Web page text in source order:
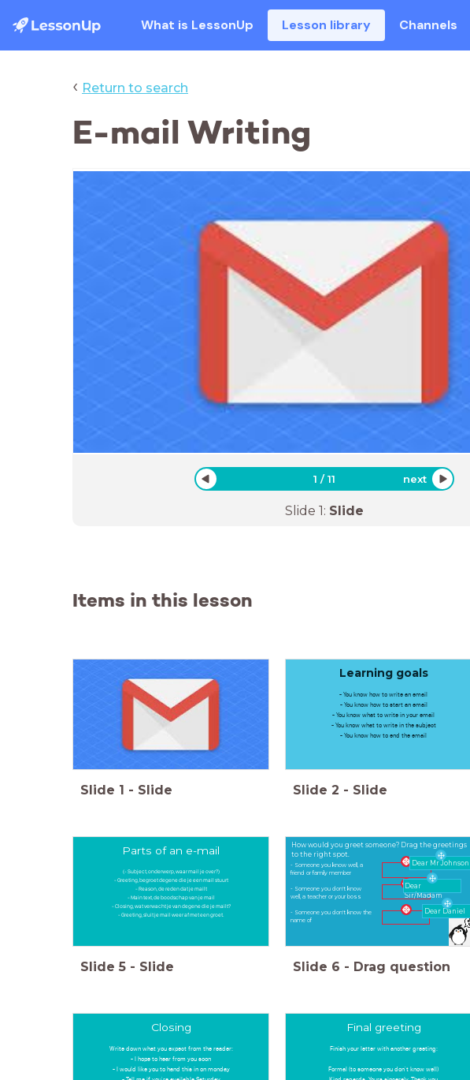
What is LessonUp Lesson library Channels
‹ Return to search
E-mail Writing
1 /11 next
Slide 1: Slide
Items in this lesson
Slide 1 - Slide
Learning goals
- You know how to write an email
- You know how to start an email
- You know what to write in your email
- You know what to write in the subject
- You know how to end the email
Slide 2 - Slide
Parts of an e-mail
(- Subject, onderwerp, waar mail je over?)
- Greeting, begroet degene die je een mail stuurt
- Reason, de reden dat je mailt
- Main text, de boodschap van je mail
- Closing, wat verwacht je van degene die je mailt?
- Greeting, sluit je mail weer af met een groet.
Slide 5 - Slide
How would you greet someone? Drag the greetings
to the right spot.
- Someone you know well, a
friend or family member
- Someone you don't know
well, a teacher or your boss
- Someone you don't know the
name of
Dear Daniel
Dear Mr Johnson
Dear
Sir/Madam
Slide 6 - Drag question
Closing
Write down what you expect from the reader:
- I hope to hear from you soon
- I would like you to hand this in on monday
Final greeting
Finish your letter with another greeting:
Formal (to someone you don't know well)